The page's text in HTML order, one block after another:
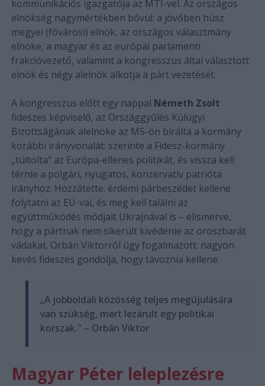
kommunikációs igazgatója az MTI-vel. Az országos
elnökség nagymértékben bővül: a jövőben húsz
megyei (fővárosi) elnök, az országos választmány
elnöke, a magyar és az európai parlamenti
frakcióvezető, valamint a kongresszus által választott
elnök és négy alelnök alkotja a párt vezetését.
A kongresszus előtt egy nappal Németh Zsolt
fideszes képviselő, az Országgyűlés Külügyi
Bizottságának alelnöke az M5-ön bírálta a kormány
korábbi irányvonalát: szerinte a Fidesz-kormány
„túltolta" az Európa-ellenes politikát, és vissza kell
térnie a polgári, nyugatos, konzervatív patrióta
irányhoz. Hozzátette: érdemi párbeszédet kellene
folytatni az EU-val, és meg kell találni az
együttműködés módjait Ukrajnával is – elismerve,
hogy a pártnak nem sikerült kivédenie az oroszbarát
vádakat. Orbán Viktorról úgy fogalmazott: nagyon
kevés fideszes gondolja, hogy távoznia kellene.
„A jobboldali közösség teljes megújulására
van szükség, mert lezárult egy politikai
korszak." – Orbán Viktor
Magyar Péter leleplezésre